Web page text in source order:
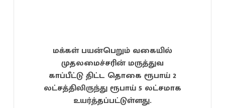
மக்கள் பயன்பெறும் வகையில்
முதலமைச்சரின் மருத்துவ
காப்பீட்டு திட்ட தொகை ரூபாய் 2
லட்சத்திலிருந்து ரூபாய் 5 லட்சமாக
உயர்த்தப்பட்டுள்ளது.